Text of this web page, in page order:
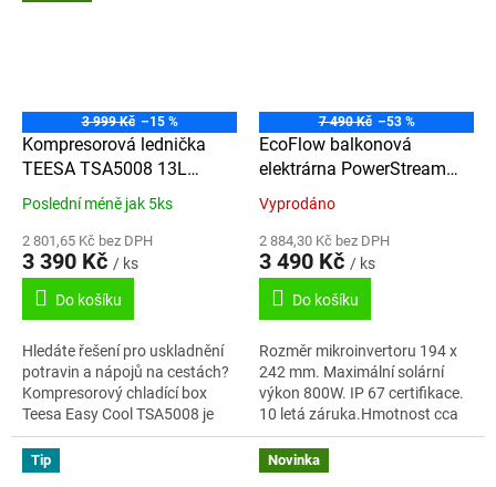
3 999 Kč –15 %
Kompresorová lednička
TEESA TSA5008 13L
DC12/24V AC 230V -22°C
Poslední méně jak 5ks
2 801,65 Kč bez DPH
3 390 Kč / ks
Do košíku
Hledáte řešení pro uskladnění
potravin a nápojů na cestách?
Kompresorový chladící box
Teesa Easy Cool TSA5008 je
perfektní volbou. Zařízení
kombinuje moderní technologii
s...
7 490 Kč –53 %
EcoFlow balkonová
elektrárna PowerStream
Solar System 800W EU
Vyprodáno
2 884,30 Kč bez DPH
3 490 Kč / ks
Do košíku
Rozměr mikroinvertoru 194 x
242 mm. Maximální solární
výkon 800W. IP 67 certifikace.
10 letá záruka.Hmotnost cca
3kg. Pracovní napětí 11-55 V.
Maximální vstupní napětí
55V....
Tip Novinka